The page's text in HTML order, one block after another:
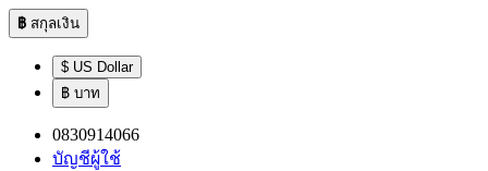
฿ สกุลเงิน
$ US Dollar
฿ บาท
0830914066
บัญชีผู้ใช้